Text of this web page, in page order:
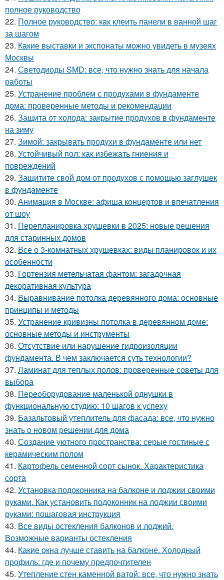
полное руководство
22. Полное руководство: как клеить панели в ванной шаг
за шагом
23. Какие выставки и экспонаты можно увидеть в музеях
Москвы
24. Светодиоды SMD: все, что нужно знать для начала
работы
25. Устранение проблем с продухами в фундаменте
дома: проверенные методы и рекомендации
26. Защита от холода: закрытие продухов в фундаменте
на зиму
27. Зимой: закрывать продухи в фундаменте или нет
28. Устойчивый пол: как избежать гниения и
повреждений
29. Защитите свой дом от продухов с помощью заглушек
в фундаменте
30. Анимация в Москве: афиша концертов и впечатления
от шоу
31. Перепланировка хрущевки в 2025: новые решения
для старинных домов
32. Все о 3-комнатных хрущевках: виды планировок и их
особенности
33. Гортензия метельчатая фантом: загадочная
декоративная культура
34. Выравнивание потолка деревянного дома: основные
принципы и методы
35. Устранение кривизны потолка в деревянном доме:
основные методы и инструменты
36. Отсутствие или нарушение гидроизоляции
фундамента. В чем заключается суть технологии?
37. Ламинат для теплых полов: проверенные советы для
выбора
38. Переоборудование маленькой однушки в
функциональную студию: 10 шагов к успеху
39. Базальтовый утеплитель для фасада: все, что нужно
знать о новом решении для дома
40. Создание уютного пространства: серые гостиные с
керамическим полом
41. Картофель семенной сорт сынок. Характеристика
сорта
42. Установка подоконника на балконе и лоджии своими
руками. Как установить подоконник на лоджии своими
руками: пошаговая инструкция
43. Все виды остекления балконов и лоджий.
Возможные варианты остекления
44. Какие окна лучше ставить на балконе. Холодный
профиль: где и почему предпочтителен
45. Утепление стен каменной ватой: все, что нужно знать